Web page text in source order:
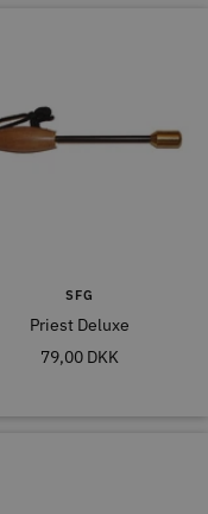
SFG
Priest Deluxe
Tilbudspris
79,00 DKK